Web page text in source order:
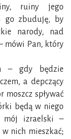
ruiny jego
go zbuduję, by
narody, nad
mówi Pan, który
– gdy będzie
a depczący
moszcz spływać
będą w niego
mój izraelski –
nich mieszkać;